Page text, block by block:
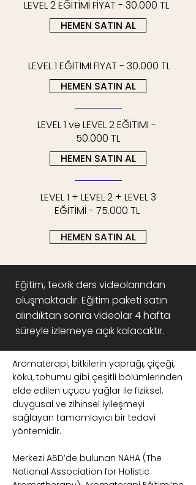
LEVEL 2 EĞİTİMİ FİYAT - 30.000 TL
HEMEN SATIN AL
LEVEL 1 EĞİTİMİ FİYAT - 30.000 TL
HEMEN SATIN AL
LEVEL 1 ve LEVEL 2 EĞİTİMİ -
50.000 TL
HEMEN SATIN AL
LEVEL 1 + LEVEL 2 + LEVEL 3
EĞİTİMİ - 75.000 TL
HEMEN SATIN AL
Eğitim, teorik ders videolarından
oluşmaktadır. Eğitim paketi satın
alındıktan sonra videolar 4 hafta
süreyle izlemeye açık kalacaktır.
Aromaterapi, bitkilerin yaprağı, çiçeği,
kökü, tohumu gibi çeşitli bölümlerinden
elde edilen uçucu yağlar ile fiziksel,
duygusal ve zihinsel iyileşmeyi
sağlayan tamamlayıcı bir tedavi
yöntemidir.
Merkezi ABD’de bulunan NAHA (The
National Association for Holistic